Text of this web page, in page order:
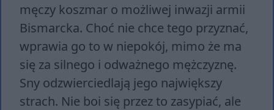
męczy koszmar o możliwej inwazji armii
Bismarcka. Choć nie chce tego przyznać,
wprawia go to w niepokój, mimo że ma
się za silnego i odważnego mężczyznę.
Sny odzwierciedlają jego największy
strach. Nie boi się przez to zasypiać, ale